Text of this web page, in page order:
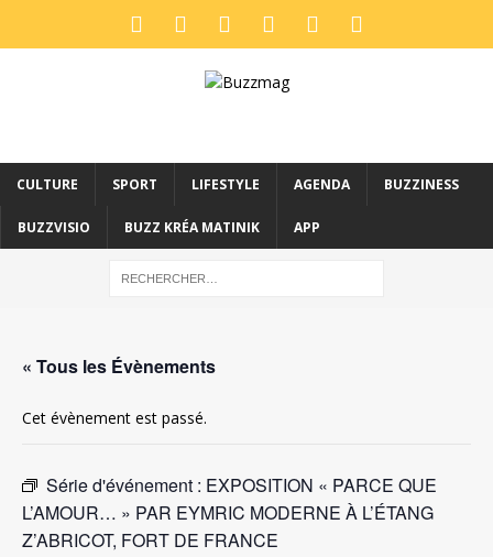
CULTURE SPORT LIFESTYLE AGENDA BUZZINESS
BUZZVISIO BUZZ KRÉA MATINIK APP
« Tous les Évènements
Cet évènement est passé.
Série d'événement : EXPOSITION « PARCE QUE
L’AMOUR… » PAR EYMRIC MODERNE À L’ÉTANG
Z’ABRICOT, FORT DE FRANCE